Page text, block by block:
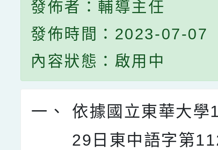
發佈者：輔導主任
發佈時間：2023-07-07
內容狀態：啟用中
一、
依據國立東華大學
29日東中語字第